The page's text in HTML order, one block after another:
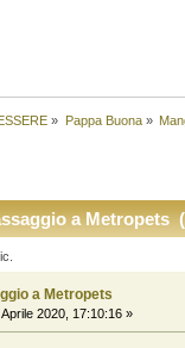
» Pappa Buona»
a Metropets
a Metropets
Aprile 2020, 17:10:16 »